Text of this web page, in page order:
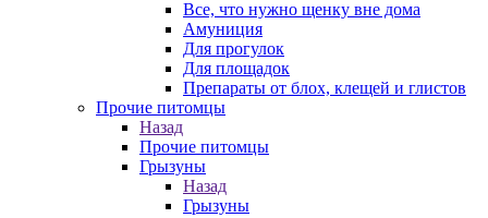
Все, что нужно щенку вне дома
Амуниция
Для прогулок
Для площадок
Препараты от блох, клещей и глистов
Прочие питомцы
Назад
Прочие питомцы
Грызуны
Назад
Грызуны